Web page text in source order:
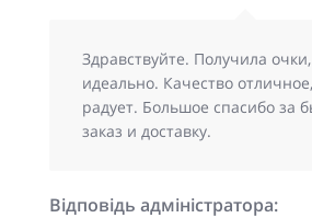
Здравствуйте. Получила
идеально. Качество
радует. Большое спасибо за
заказ и доставку.
Відповідь адміністратора: